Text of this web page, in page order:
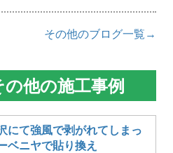
その他のブログ一覧→
他の施工事例
にて強風で剥がれてしまっ
ベニヤで貼り換え